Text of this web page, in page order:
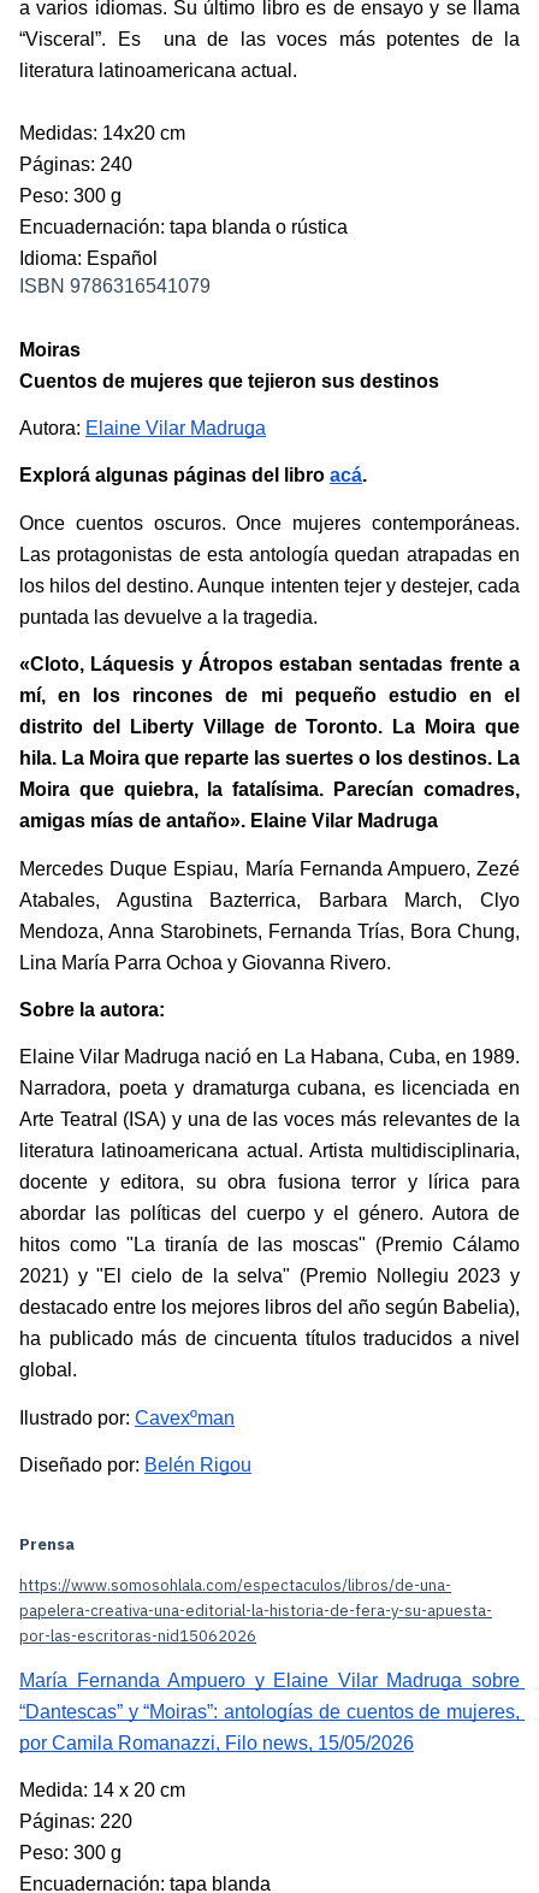
a varios idiomas. Su último libro es de ensayo y se llama
“Visceral”. Es  una de las voces más potentes de la
literatura latinoamericana actual .
Medidas: 14x20 cm
Páginas: 240
Peso: 300 g
Encuadernación: tapa blanda o rústica
Idioma: Español
ISBN 9786316541079
Moiras
Cuentos de mujeres que tejieron sus destinos
Autora: Elaine Vilar Madruga
Explorá algunas páginas del libro acá.
Once cuentos oscuros. Once mujeres contemporáneas.
Las protagonistas de esta antología quedan atrapadas en
los hilos del destino. Aunque intenten tejer y destejer, cada
puntada las devuelve a la tragedia.
«Cloto, Láquesis y Átropos estaban sentadas frente a
mí, en los rincones de mi pequeño estudio en el
distrito del Liberty Village de Toronto. La Moira que
hila. La Moira que reparte las suertes o los destinos. La
Moira que quiebra, la fatalísima. Parecían comadres,
amigas mías de antaño». Elaine Vilar Madruga
Mercedes Duque Espiau, María Fernanda Ampuero, Zezé
Atabales, Agustina Bazterrica, Barbara March, Clyo
Mendoza, Anna Starobinets, Fernanda Trías, Bora Chung,
Lina María Parra Ochoa y Giovanna Rivero.
Sobre la autora:
Elaine Vilar Madruga nació en La Habana, Cuba, en 1989.
Narradora, poeta y dramaturga cubana, es licenciada en
Arte Teatral (ISA) y una de las voces más relevantes de la
literatura latinoamericana actual. Artista multidisciplinaria,
docente y editora, su obra fusiona terror y lírica para
abordar las políticas del cuerpo y el género. Autora de
hitos como "La tiranía de las moscas" (Premio Cálamo
2021) y "El cielo de la selva" (Premio Nollegiu 2023 y
destacado entre los mejores libros del año según Babelia),
ha publicado más de cincuenta títulos traducidos a nivel
global.
Ilustrado por: Cavexºman
Diseñado por: Belén Rigou
Prensa
https://www.somosohlala.com/espectaculos/libros/de-una-
papelera-creativa-una-editorial-la-historia-de-fera-y-su-apuesta-
por-las-escritoras-nid15062026
María Fernanda Ampuero y Elaine Vilar Madruga sobre
“Dantescas” y “Moiras”: antologías de cuentos de mujeres,
por Camila Romanazzi, Filo news, 15/05/2026
Medida: 14 x 20 cm
Páginas: 220
Peso: 300 g
Encuadernación: tapa blanda